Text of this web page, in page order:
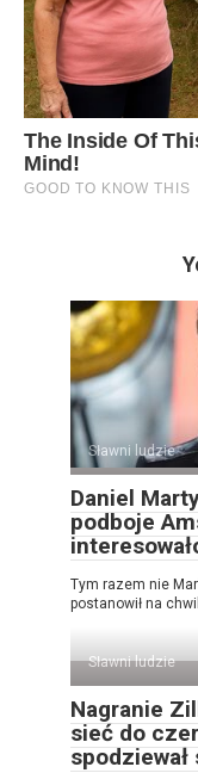
Sławni ludzie
Daniel
podboje
Tym razem nie
postanowił na
Sławni ludzie
Nagranie
sieć do